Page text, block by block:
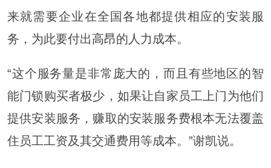
来就需要企业在全国各地都提供相应的安装服
务，为此要付出高昂的人力成本。
“这个服务量是非常庞大的，而且有些地区的智
能门锁购买者极少，如果让自家员工上门为他们
提供安装服务，赚取的安装服务费根本无法覆盖
住员工工资及其交通费用等成本。”谢凯说。